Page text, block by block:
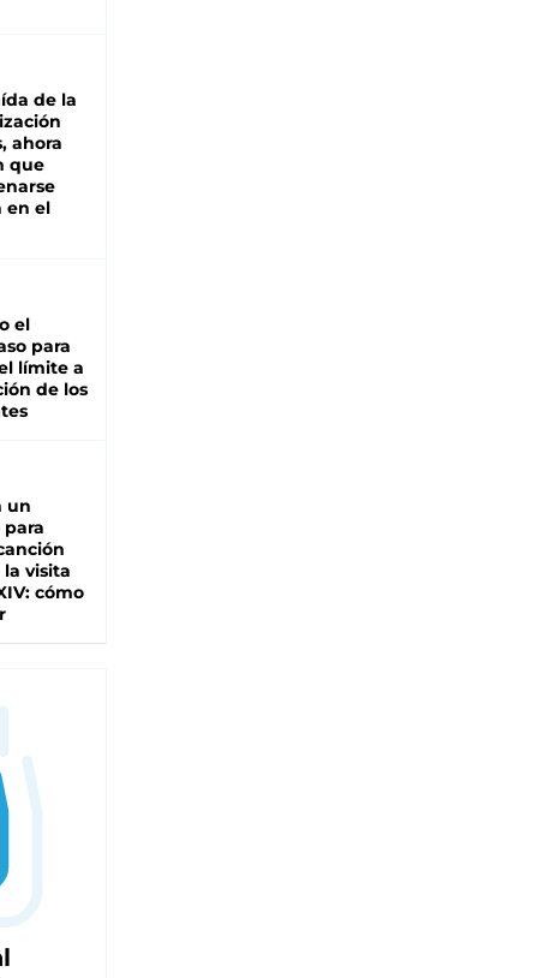
de la
ahora
que
en el
el
para
límite a
de los
un
para
visita
cómo